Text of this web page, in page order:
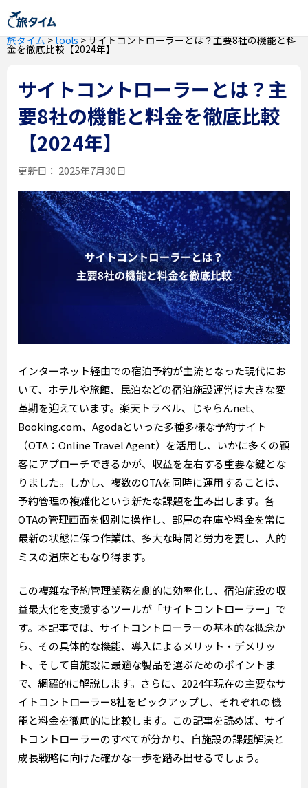
旅タイム>tools>サイトコントローラーとは？主要8社の機能と料
金を徹底比較【2024年】
サイトコントローラーとは？主
要8社の機能と料金を徹底比較
【2024年】
更新日： 2025年7月30日
インターネット経由での宿泊予約が主流となった現代にお
いて、ホテルや旅館、民泊などの宿泊施設運営は大きな変
革期を迎えています。楽天トラベル、じゃらんnet、
Booking.com、Agodaといった多種多様な予約サイト
（OTA：Online Travel Agent）を活用し、いかに多くの顧
客にアプローチできるかが、収益を左右する重要な鍵とな
りました。しかし、複数のOTAを同時に運用することは、
予約管理の複雑化という新たな課題を生み出します。各
OTAの管理画面を個別に操作し、部屋の在庫や料金を常に
最新の状態に保つ作業は、多大な時間と労力を要し、人的
ミスの温床ともなり得ます。
この複雑な予約管理業務を劇的に効率化し、宿泊施設の収
益最大化を支援するツールが「サイトコントローラー」で
す。本記事では、サイトコントローラーの基本的な概念か
ら、その具体的な機能、導入によるメリット・デメリッ
ト、そして自施設に最適な製品を選ぶためのポイントま
で、網羅的に解説します。さらに、2024年現在の主要なサ
イトコントローラー8社をピックアップし、それぞれの機
能と料金を徹底的に比較します。この記事を読めば、サイ
トコントローラーのすべてが分かり、自施設の課題解決と
成長戦略に向けた確かな一歩を踏み出せるでしょう。